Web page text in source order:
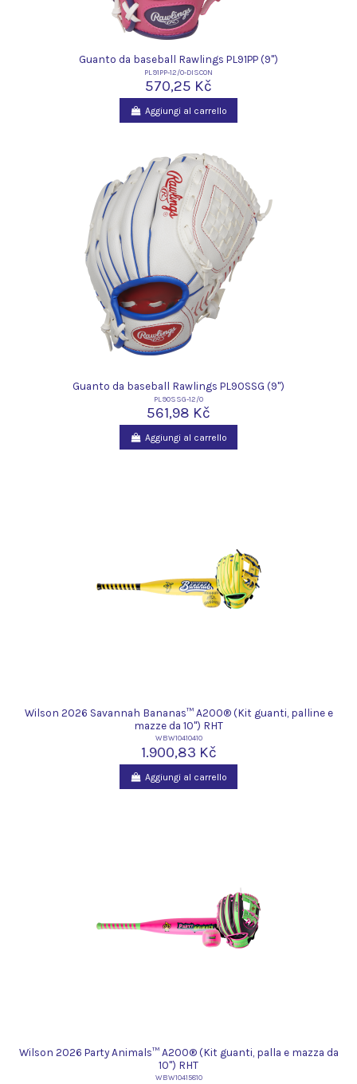
Guanto da baseball Rawlings PL91PP (9")
PL91PP-12/0-DISCON
570,25 Kč
Aggiungi al carrello
Guanto da baseball Rawlings PL90SSG (9")
PL90SSG-12/0
561,98 Kč
Aggiungi al carrello
Wilson 2026 Savannah Bananas™ A200® (Kit guanti, palline e
mazze da 10") RHT
WBW10410410
1.900,83 Kč
Aggiungi al carrello
Wilson 2026 Party Animals™ A200® (Kit guanti, palla e mazza da
10") RHT
WBW10415810